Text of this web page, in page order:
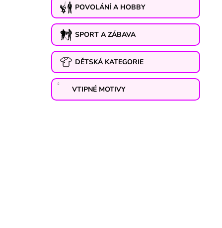
POVOLÁNÍ A HOBBY
SPORT A ZÁBAVA
DĚTSKÁ KATEGORIE
VTIPNÉ MOTIVY